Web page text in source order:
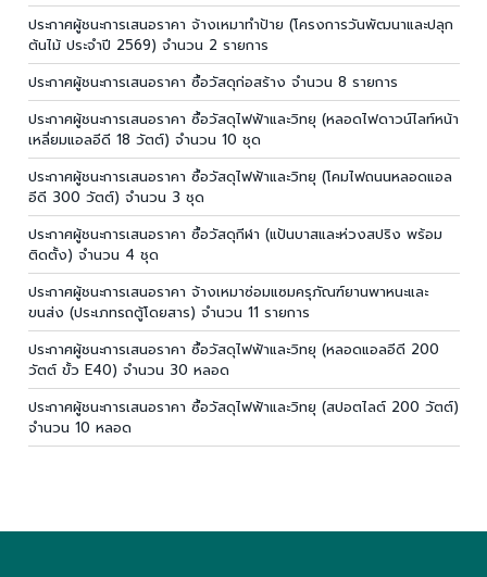
ประกาศผู้ชนะการเสนอราคา จ้างเหมาทำป้าย (โครงการวันพัฒนาและปลุก
ต้นไม้ ประจำปี 2569) จำนวน 2 รายการ
ประกาศผู้ชนะการเสนอราคา ซื้อวัสดุก่อสร้าง จำนวน 8 รายการ
ประกาศผู้ชนะการเสนอราคา ซื้อวัสดุไฟฟ้าและวิทยุ (หลอดไฟดาวน์ไลท์หน้า
เหลี่ยมแอลอีดี 18 วัตต์) จำนวน 10 ชุด
ประกาศผู้ชนะการเสนอราคา ซื้อวัสดุไฟฟ้าและวิทยุ (โคมไฟถนนหลอดแอล
อีดี 300 วัตต์) จำนวน 3 ชุด
ประกาศผู้ชนะการเสนอราคา ซื้อวัสดุกีฬา (แป้นบาสและห่วงสปริง พร้อม
ติดตั้ง) จำนวน 4 ชุด
ประกาศผู้ชนะการเสนอราคา จ้างเหมาซ่อมแซมครุภัณฑ์ยานพาหนะและ
ขนส่ง (ประเภทรถตู้โดยสาร) จำนวน 11 รายการ
ประกาศผู้ชนะการเสนอราคา ซื้อวัสดุไฟฟ้าและวิทยุ (หลอดแอลอีดี 200
วัตต์ ขั้ว E40) จำนวน 30 หลอด
ประกาศผู้ชนะการเสนอราคา ซื้อวัสดุไฟฟ้าและวิทยุ (สปอตไลต์ 200 วัตต์)
จำนวน 10 หลอด